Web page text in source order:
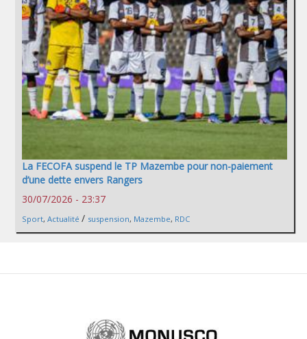
La FECOFA suspend le TP Mazembe pour non-paiement
d’une dette envers Rangers
30/07/2026 - 23:37
Sport, Actualité / suspension, Mazembe, RDC